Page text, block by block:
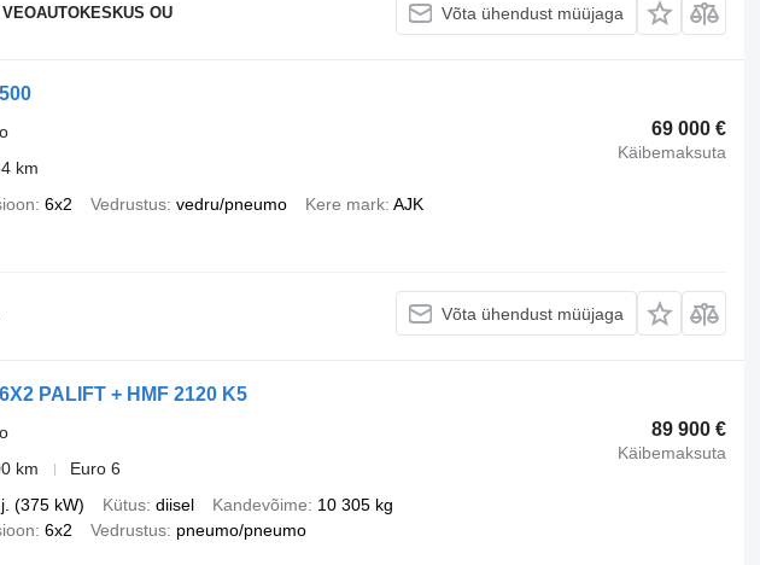
OU Võta ühendust müüjaga
69 000 €
Käibemaksuta
km
6x2 Vedrustus vedru/pneumo Kere mark AJK
Võta ühendust müüjaga
PALIFT + HMF 2120 K5
89 900 €
Käibemaksuta
km
Euro 6
(375 kW) Kütus diisel Kandevõime
10 305 kg
6x2 Vedrustus pneumo/pneumo